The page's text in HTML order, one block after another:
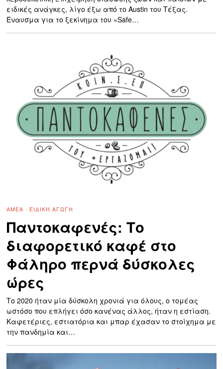
ειδικές ανάγκες, λίγο έξω από το Austin του Τέξας.
Έναυσμα για το ξεκίνημα του «Safe…
ΑΜΕΑ · ΕΙΔΙΚΉ ΑΓΩΓΉ
Παντοκαφενές: Το
διαφορετικό καφέ στο
Φάληρο περνά δύσκολες
ώρες
Το 2020 ήταν μία δύσκολη χρονιά για όλους, ο τομέας
ωστόσο που επλήγει όσο κανένας άλλος, ήταν η εστίαση.
Καφετέριες, εστιατόρια και μπαρ έχασαν το στοίχημα με
την πανδημία και…